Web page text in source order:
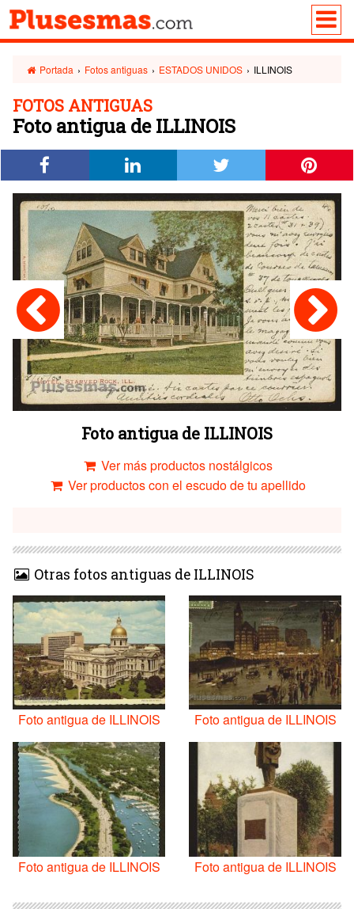
Portada › Fotos antiguas › ESTADOS UNIDOS › ILLINOIS
FOTOS ANTIGUAS
Foto antigua de ILLINOIS
Foto antigua de ILLINOIS
Ver más productos nostálgicos
Ver productos con el escudo de tu apellido
Otras fotos antiguas de ILLINOIS
Foto antigua de ILLINOIS Foto antigua de ILLINOIS
Foto antigua de ILLINOIS Foto antigua de ILLINOIS